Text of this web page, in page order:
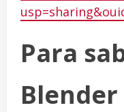
Para
Blender